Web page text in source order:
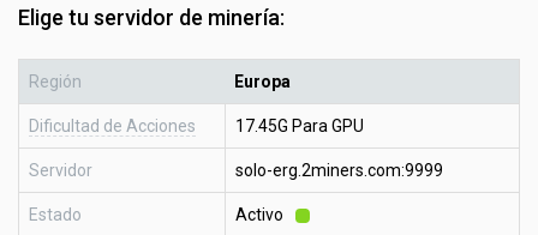
Elige tu servidor de minería:
Región Europa
Dificultad de Acciones 17.45G Para GPU
Servidor solo-erg.2miners.com:9999
Estado Activo